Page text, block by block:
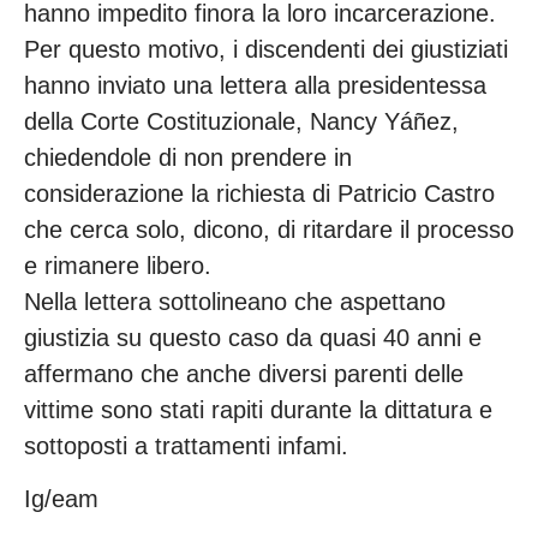
hanno impedito finora la loro incarcerazione.
Per questo motivo, i discendenti dei giustiziati
hanno inviato una lettera alla presidentessa
della Corte Costituzionale, Nancy Yáñez,
chiedendole di non prendere in
considerazione la richiesta di Patricio Castro
che cerca solo, dicono, di ritardare il processo
e rimanere libero.
Nella lettera sottolineano che aspettano
giustizia su questo caso da quasi 40 anni e
affermano che anche diversi parenti delle
vittime sono stati rapiti durante la dittatura e
sottoposti a trattamenti infami.
Ig/eam